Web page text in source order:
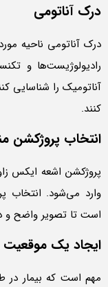
درک آناتومی
درک آناتومی ناحیه
رادیولوژیست‌ها و
آناتومیک را شناسایی
کنند.
انتخاب پروژکشن
پروژکشن اشعه ایکس
وارد می‌شود. انتخاب
است تا تصویر واضح و
ایجاد یک
مهم است که بیمار